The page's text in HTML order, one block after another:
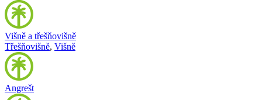
Višně a třešňovišně
Třešňovišně, Višně
Angrešt